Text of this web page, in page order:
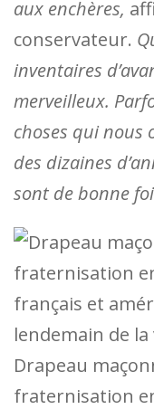
aux enchères,
conservateur.
inventaires
merveilleux.
choses qui nous
des dizaines
sont de bonne
Drapeau
fraternisation